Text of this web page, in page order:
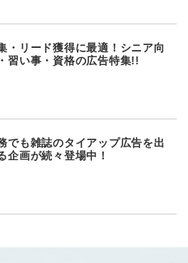
・リード獲得に最適！シニア向
習い事・資格の広告特集!!
でも雑誌のタイアップ広告を出
企画が続々登場中！